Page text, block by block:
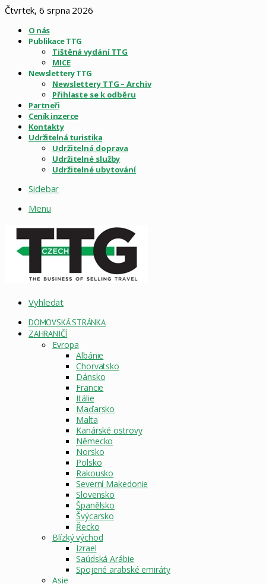
Čtvrtek, 6 srpna 2026
O nás
Publikace TTG
Tištěná vydání TTG
MICE
Newslettery TTG
Newslettery TTG – Archiv
Přihlaste se k odběru
Partneři
Ceník inzerce
Kontakty
Udržitelná turistika
Udržitelná doprava
Udržitelné služby
Udržitelné ubytování
Sidebar
Menu
Vyhledat
DOMOVSKÁ STRÁNKA
ZAHRANIČÍ
Evropa
Albánie
Chorvatsko
Dánsko
Francie
Itálie
Maďarsko
Malta
Kanárské ostrovy
Německo
Norsko
Polsko
Rakousko
Severní Makedonie
Slovensko
Španělsko
Švýcarsko
Řecko
Blízký východ
Izrael
Saúdská Arábie
Spojené arabské emiráty
Asie